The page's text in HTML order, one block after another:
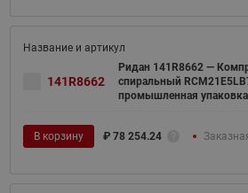
141R8662
Ридан 141R8662 —
спиральный
промышленная упаковка
В корзину ₽ 78 254.24